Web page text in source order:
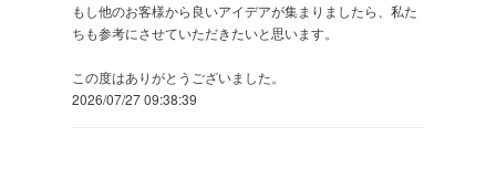
もし他のお客様から良いアイデアが集まりましたら、私た
ちも参考にさせていただきたいと思います。
この度はありがとうございました。
2026/07/27 09:38:39